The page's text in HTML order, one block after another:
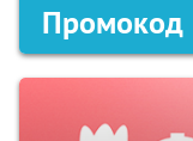
Промокод